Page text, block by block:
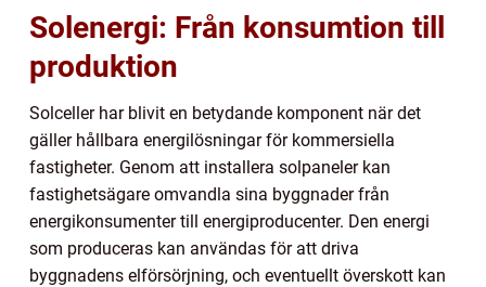
Solenergi: Från konsumtion till
produktion
Solceller har blivit en betydande komponent när det
gäller hållbara energilösningar för kommersiella
fastigheter. Genom att installera solpaneler kan
fastighetsägare omvandla sina byggnader från
energikonsumenter till energiproducenter. Den energi
som produceras kan användas för att driva
byggnadens elförsörjning, och eventuellt överskott kan